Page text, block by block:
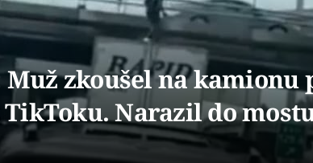
Muž zkoušel na kamionu
TikToku. Narazil do